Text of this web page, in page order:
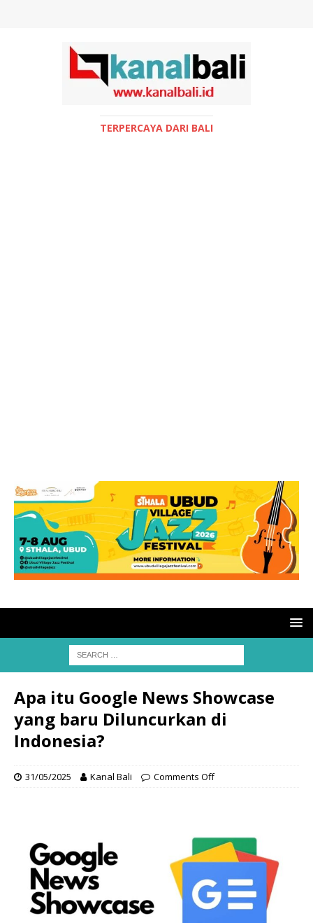
TERPERCAYA DARI BALI
Apa itu Google News Showcase
yang baru Diluncurkan di
Indonesia?
31/05/2025 Kanal Bali Comments Off